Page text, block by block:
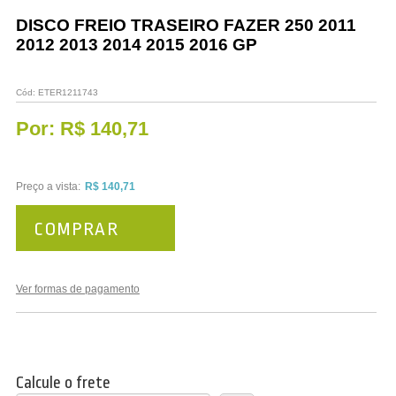
Promoções
DISCO FREIO TRASEIRO FAZER 250 2011
2012 2013 2014 2015 2016 GP
Cód: ETER1211743
Por: R$ 140,71
Preço a vista: R$ 140,71
Ver formas de pagamento
COMPRAR
Calcule o frete